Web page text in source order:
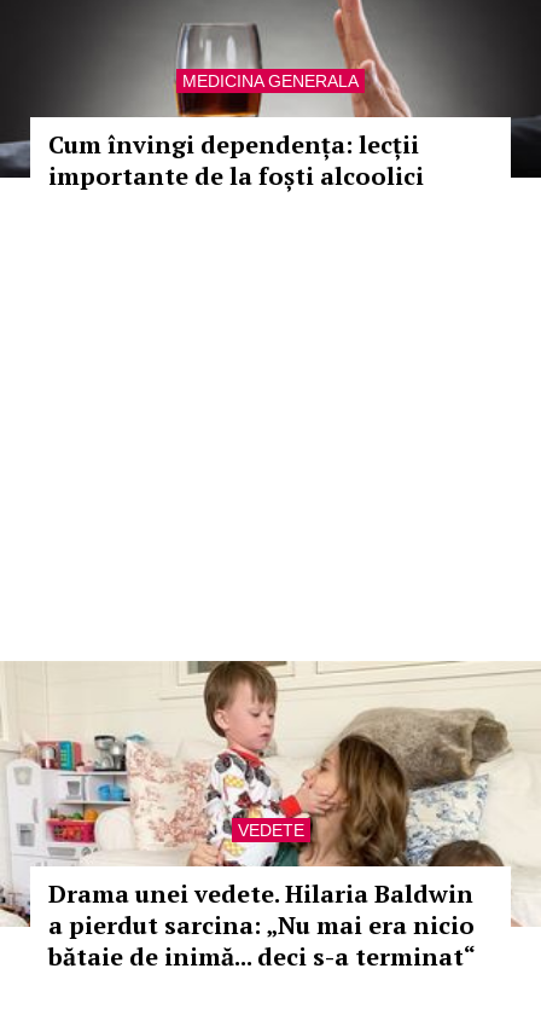
MEDICINA GENERALA
Cum învingi dependența: lecții
importante de la foști alcoolici
VEDETE
Drama unei vedete. Hilaria Baldwin
a pierdut sarcina: „Nu mai era nicio
bătaie de inimă... deci s-a terminat“